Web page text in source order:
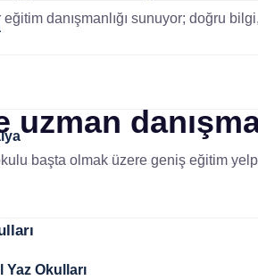
Yaz Okulları
danışmanlığı sunuyor; doğru
uzman
başta olmak üzere geniş eğitim